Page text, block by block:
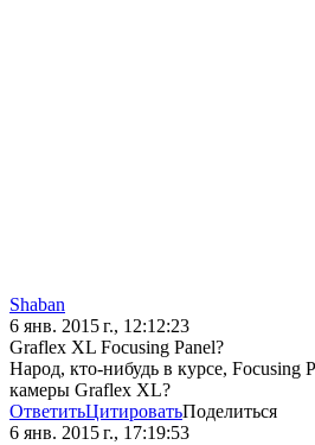
Shaban
6 янв. 2015 г., 12:12:23
Graflex XL Focusing Panel?
Народ, кто-нибудь в курсе, Focusing
камеры Graflex XL?
ОтветитьЦитироватьПоделиться
6 янв. 2015 г., 17:19:53